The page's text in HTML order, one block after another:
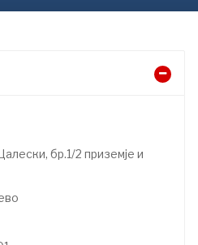
бр.1/2 приземје и